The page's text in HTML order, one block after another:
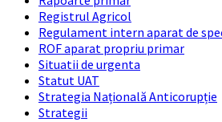
Registrul Agricol
Regulament intern aparat de
ROF aparat propriu primar
Situatii de urgenta
Statut UAT
Strategia Națională Anticorupție
Strategii